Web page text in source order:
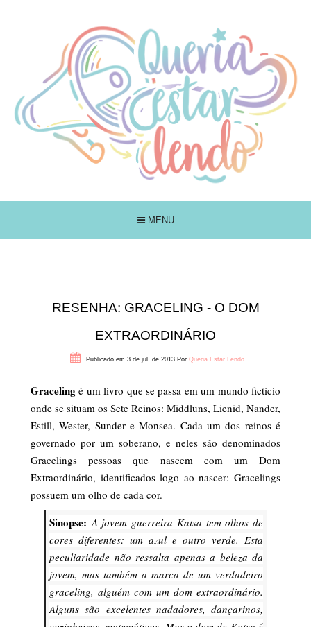
MENU
RESENHA: GRACELING - O DOM
EXTRAORDINÁRIO
Publicado em 3 de jul. de 2013 Por Queria Estar Lendo
Graceling é um livro que se passa em um mundo fictício
onde se situam os Sete Reinos: Middluns, Lienid, Nander,
Estill, Wester, Sunder e Monsea. Cada um dos reinos é
governado por um soberano, e neles são denominados
Gracelings pessoas que nascem com um Dom
Extraordinário, identificados logo ao nascer: Gracelings
possuem um olho de cada cor.
Sinopse:A jovem guerreira Katsa tem olhos de
cores diferentes: um azul e outro verde. Esta
peculiaridade não ressalta apenas a beleza da
jovem, mas também a marca de um verdadeiro
graceling, alguém com um dom extraordinário.
Alguns são excelentes nadadores, dançarinos,